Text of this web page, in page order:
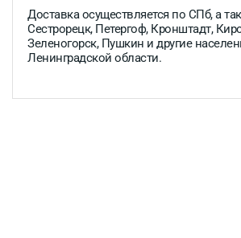
Доставка осуществляется по СПб, а
Сестрорецк, Петергоф, Кронштадт,
Зеленогорск, Пушкин и другие
Ленинградской области.